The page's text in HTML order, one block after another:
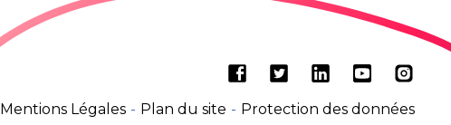
FacebookTwitterLinkedInYoutube
Mentions Légales Plan du site Protection des données